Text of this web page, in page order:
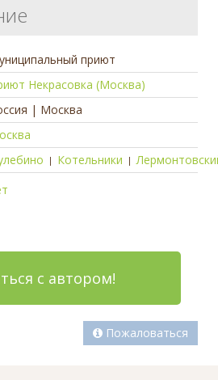
приют
Некрасовка (Москва)
| Москва
| Котельники |
с автором!
Пожаловаться